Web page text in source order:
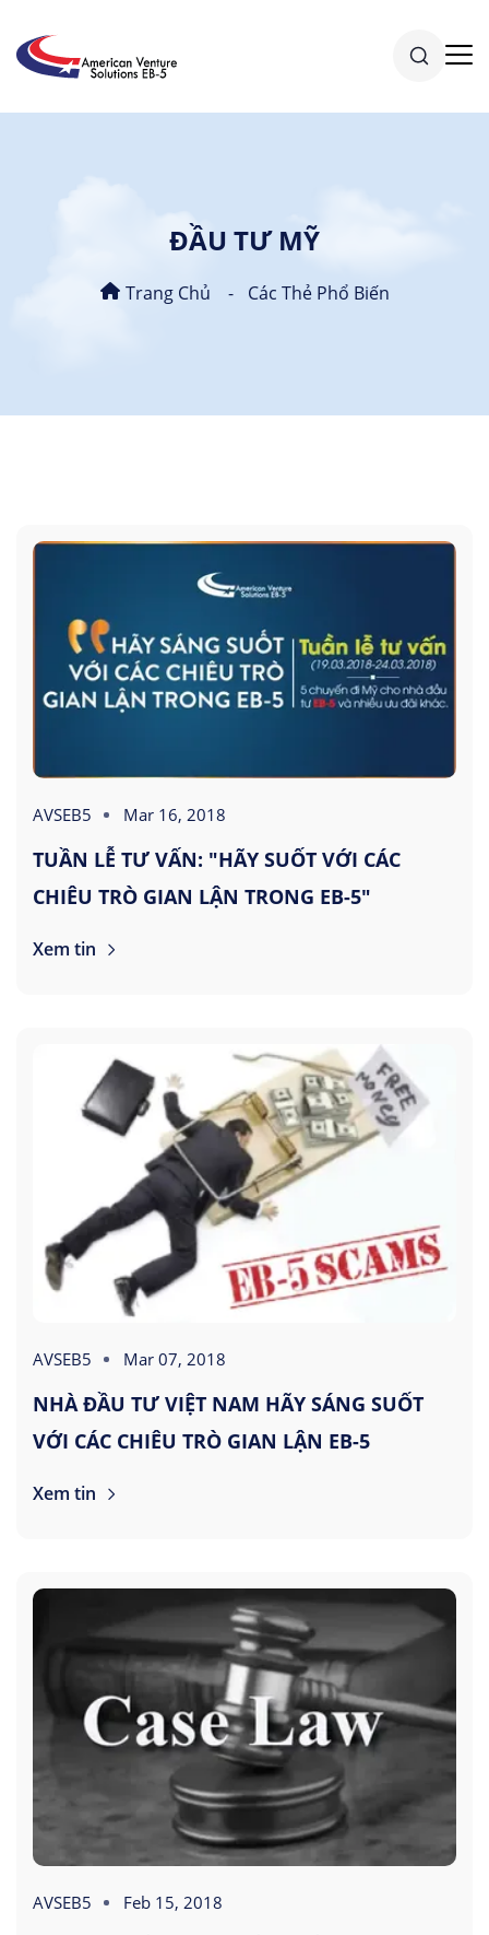
ĐẦU TƯ MỸ
Trang Chủ Các Thẻ Phổ Biến
AVSEB5 Mar 16, 2018
TUẦN LỄ TƯ VẤN: "HÃY SUỐT VỚI CÁC
CHIÊU TRÒ GIAN LẬN TRONG EB-5"
Xem tin
AVSEB5 Mar 07, 2018
NHÀ ĐẦU TƯ VIỆT NAM HÃY SÁNG SUỐT
VỚI CÁC CHIÊU TRÒ GIAN LẬN EB-5
Xem tin
AVSEB5 Feb 15, 2018